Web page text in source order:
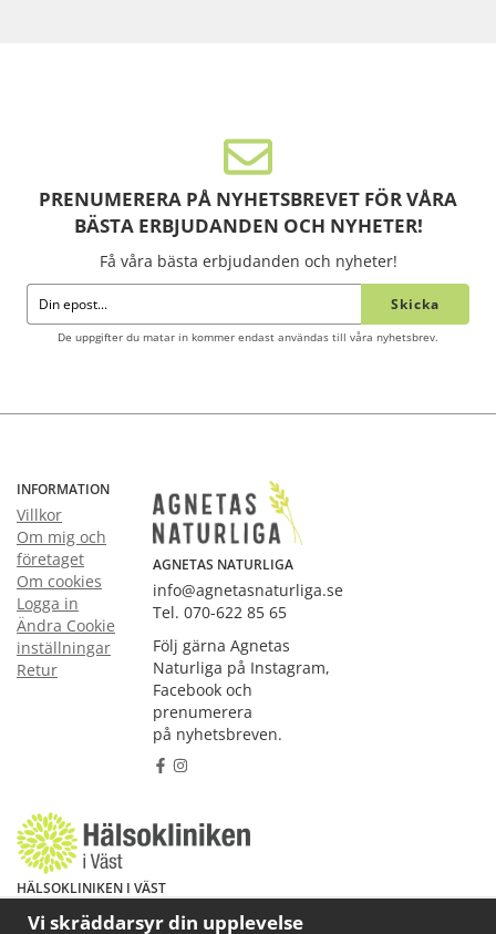
PRENUMERERA PÅ NYHETSBREVET FÖR VÅRA
BÄSTA ERBJUDANDEN OCH NYHETER!
Få våra bästa erbjudanden och nyheter!
Skicka
De uppgifter du matar in kommer endast användas till våra nyhetsbrev.
INFORMATION
Villkor
Om mig och
företaget
Om cookies
Logga in
Ändra Cookie
inställningar
Retur
AGNETAS NATURLIGA
info@agnetasnaturliga.se
Tel. 070-622 85 65
Följ gärna Agnetas
Naturliga på Instagram,
Facebook och
prenumerera
på nyhetsbreven.
HÄLSOKLINIKEN I VÄST
Har du hälsoproblem? Fråga mig!
Vi skräddarsyr din upplevelse